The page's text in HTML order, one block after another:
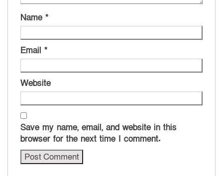
Name *
Email *
Website
Save my name, email, and website in this
browser for the next time I comment.